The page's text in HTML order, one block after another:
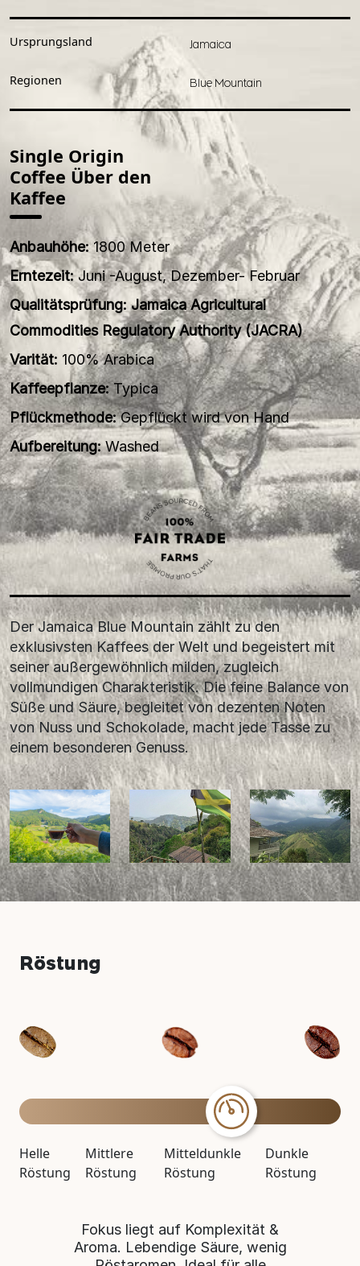
Ursprungsland Jamaica
Regionen Blue Mountain
Single Origin
Coffee Über den
Kaffee
Anbauhöhe:1800 Meter
Erntezeit:Juni -August, Dezember- Februar
Qualitätsprüfung: Jamaica Agricultural
Commodities Regulatory Authority (JACRA)
Varität: 100% Arabica
Kaffeepflanze:Typica
Pflückmethode:Gepflückt wird von Hand
Aufbereitung:Washed
Der Jamaica Blue Mountain zählt zu den
exklusivsten Kaffees der Welt und begeistert mit
seiner außergewöhnlich milden, zugleich
vollmundigen Charakteristik. Die feine Balance von
Süße und Säure, begleitet von dezenten Noten
von Nuss und Schokolade, macht jede Tasse zu
einem besonderen Genuss.
Röstung
Helle
Röstung
Mittlere
Röstung
Mitteldunkle
Röstung
Dunkle
Röstung
Fokus liegt auf Komplexität &
Aroma. Lebendige Säure, wenig